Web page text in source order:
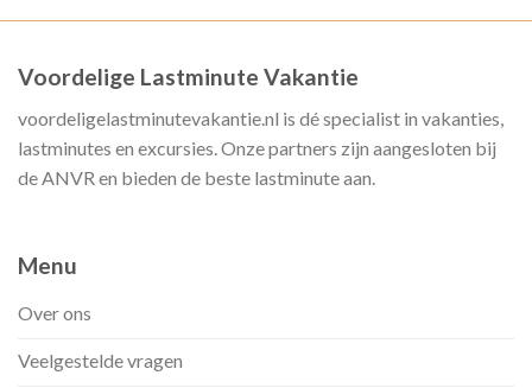
Voordelige Lastminute Vakantie
voordeligelastminutevakantie.nl is dé specialist in vakanties,
lastminutes en excursies. Onze partners zijn aangesloten bij
de ANVR en bieden de beste lastminute aan.
Menu
Over ons
Veelgestelde vragen